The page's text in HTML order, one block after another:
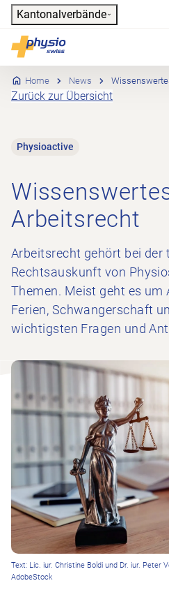
Header
Kantonalverbände
Physioswiss
Hauptnavigation
Home News
Zurück zur Übersicht
Physioactive
Arbeitsrecht
Arbeitsrecht gehört bei der
Rechtsauskunft von
Themen. Meist geht es um
Ferien, Schwangerschaft
wichtigsten Fragen und
Text: Lic. iur. Christine Boldi und Dr. iur. Peter
AdobeStock